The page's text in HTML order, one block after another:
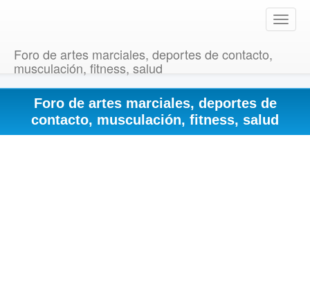
T
o
e
v
Foro de artes marciales, deportes de contacto,
musculación, fitness, salud
Foro de artes marciales, deportes de
contacto, musculación, fitness, salud